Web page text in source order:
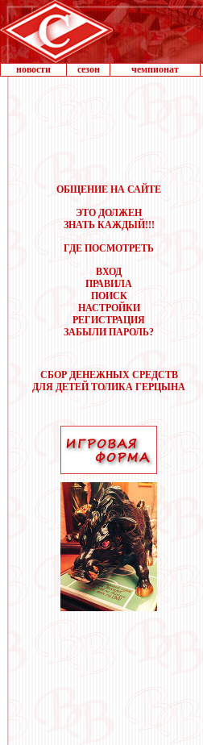
новости сезон чемпионат
ОБЩЕНИЕ НА САЙТЕ
ЭТО ДОЛЖЕН
ЗНАТЬ КАЖДЫЙ!!!
ГДЕ ПОСМОТРЕТЬ
ВХОД
ПРАВИЛА
ПОИСК
НАСТРОЙКИ
РЕГИСТРАЦИЯ
ЗАБЫЛИ ПАРОЛЬ?
СБОР ДЕНЕЖНЫХ СРЕДСТВ
ДЛЯ ДЕТЕЙ ТОЛИКА ГЕРЦЫНА